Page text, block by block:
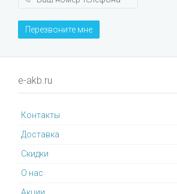
Перезвоните мне
e-akb.ru
Контакты
Доставка
Cкидки
О нас
Акции